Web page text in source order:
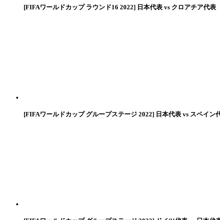
[FIFAワールドカップ ラウンド16 2022] 日本代表 vs クロアチア代表
[FIFAワールドカップ グループステージ 2022] 日本代表 vs スペイン